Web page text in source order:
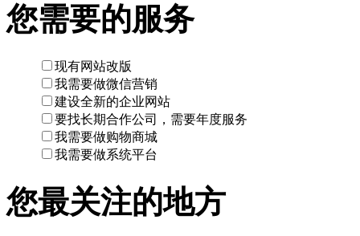
您需要的服务
现有网站改版
我需要做微信营销
建设全新的企业网站
要找长期合作公司，需要年度服务
我需要做购物商城
我需要做系统平台
您最关注的地方